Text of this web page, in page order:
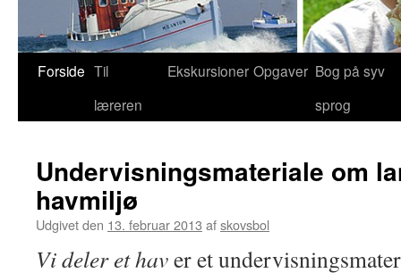
Hop
Forside Til
læreren
Ekskursioner Opgaver Bog på syv
sprog
Undervisningsmateriale om
havmiljø
Udgivet den 13. februar 2013 afskovsbol
Vi deler et haver et